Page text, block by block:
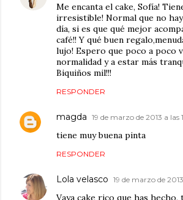
Me encanta el cake, Sofía!
irresistible! Normal que no
día, si es que qué mejor
café!! Y qué buen
lujo! Espero que poco a poco
normalidad y a estar más
Biquiños mil!!!
RESPONDER
magda 19 de marzo de 2013 a las
tiene muy buena pinta
RESPONDER
Lola velasco 19 de marzo de
Vaya cake rico que has